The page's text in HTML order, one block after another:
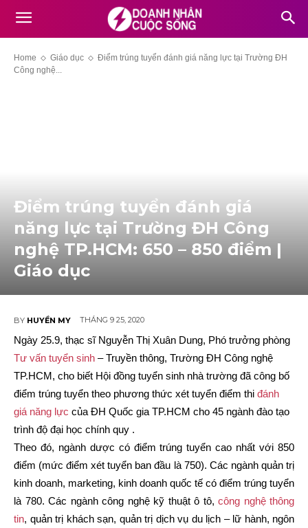
Home Giáo dục
Điểm trúng tuyển đánh giá năng lực tại Trường ĐH
Công nghệ...
Điểm trúng tuyển đánh giá
năng lực tại Trường ĐH Công
nghệ TP.HCM: 650 – 850 điểm |
Giáo dục
BY HUYỀN MY THÁNG 9 25, 2020
Ngày 25.9, thạc sĩ Nguyễn Thị Xuân Dung, Phó trưởng phòng
Tư vấn tuyển sinh – Truyền thông, Trường ĐH Công nghệ
TP.HCM, cho biết Hội đồng tuyển sinh nhà trường đã công bố
điểm trúng tuyển theo phương thức xét tuyển điểm thi đánh
giá năng lực của ĐH Quốc gia TP.HCM cho 45 ngành đào tạo
trình độ đại học chính quy .
Theo đó, ngành dược có điểm trúng tuyển cao nhất với 850
điểm (mức điểm xét tuyển ban đầu là 750). Các ngành quản trị
kinh doanh, marketing, kinh doanh quốc tế có điểm trúng tuyển
là 780. Các ngành công nghệ kỹ thuật ô tô, công nghệ thông
tin, quản trị khách sạn, quản trị dịch vụ du lịch – lữ hành, ngôn